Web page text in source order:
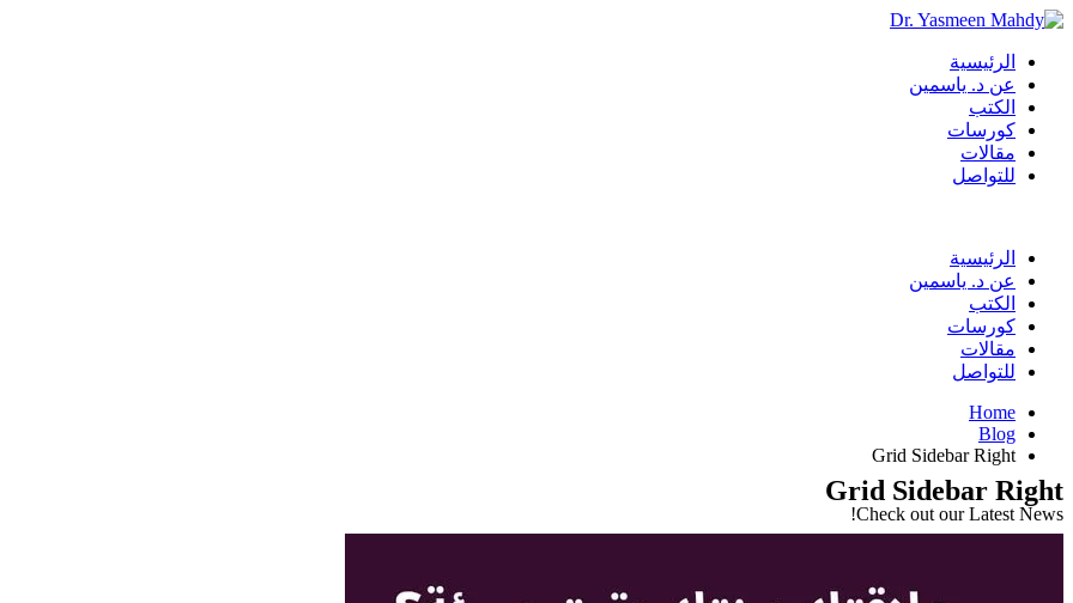
الرئيسية
عن د. ياسمين
الكتب
كورسات
مقالات
للتواصل
الرئيسية
عن د. ياسمين
الكتب
كورسات
مقالات
للتواصل
Home
Blog
Grid Sidebar Right
Grid Sidebar Right
Check out our Latest News!